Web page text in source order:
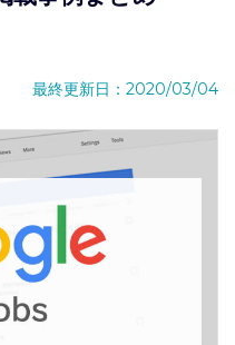
最終更新日：2020/03/04